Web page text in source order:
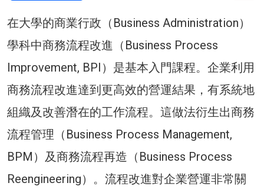
在大學的商業行政（Business Administration）
學科中商務流程改進（Business Process
Improvement, BPI）是基本入門課程。企業利用
商務流程改進達到更高效的營運結果，有系統地
組織及改善潛在的工作流程。這做法衍生出商務
流程管理（Business Process Management,
BPM）及商務流程再造（Business Process
Reengineering）。流程改進對企業營運非常關